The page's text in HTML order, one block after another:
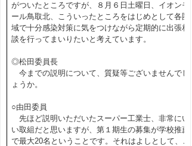
がついたところですが、８月６日土曜日、イオンモ
ール鳥取北、こういったところをはじめとして各圏
域で十分感染対策に気をつけながら定期的に出張相
談を行ってまいりたいと考えています。
◎松田委員長
今までの説明について、質疑等ございませんでし
ょうか。
○由田委員
先ほど説明いただいたスーパー工業士、非常にい
い取組だと思いますが、第１期生の募集が学校推薦
で最大20名ということです。それはよしとして、こ